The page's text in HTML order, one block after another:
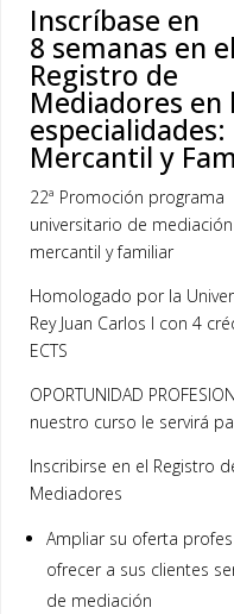
Inscríbase en
8 semanas en
Registro de
Mediadores en
especialidades:
Mercantil y
22ª Promoción programa
universitario de mediación
mercantil y familiar
Homologado por la
Rey Juan Carlos I con 4
ECTS
OPORTUNIDAD
nuestro curso le servirá
Inscribirse en el Registro
Mediadores
Ampliar su oferta
ofrecer a sus clientes
de mediación